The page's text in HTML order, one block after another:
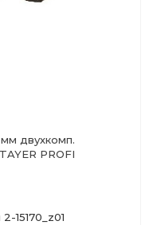
двухкомп.
PROFI
2-15170_z01